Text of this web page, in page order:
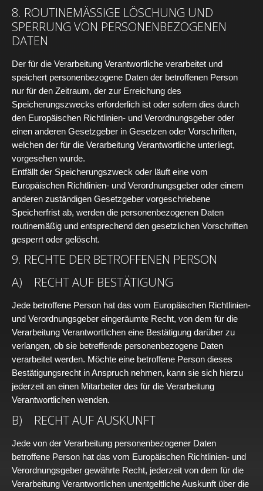
8. ROUTINEMÄSSIGE LÖSCHUNG UND S
PERRUNG VON PERSONENBEZOGENEN D
ATEN
Der für die Verarbeitung Verantwortliche verarbeitet und
speichert personenbezogene Daten der betroffenen Person
nur für den Zeitraum, der zur Erreichung des
Speicherungszwecks erforderlich ist oder sofern dies durch
den Europäischen Richtlinien- und Verordnungsgeber oder
einen anderen Gesetzgeber in Gesetzen oder Vorschriften,
welchen der für die Verarbeitung Verantwortliche unterliegt,
vorgesehen wurde.
Entfällt der Speicherungszweck oder läuft eine vom
Europäischen Richtlinien- und Verordnungsgeber oder einem
anderen zuständigen Gesetzgeber vorgeschriebene
Speicherfrist ab, werden die personenbezogenen Daten
routinemäßig und entsprechend den gesetzlichen Vorschriften
gesperrt oder gelöscht.
9. RECHTE DER BETROFFENEN PERSON
A) RECHT AUF BESTÄTIGUNG
Jede betroffene Person hat das vom Europäischen Richtlinien-
und Verordnungsgeber eingeräumte Recht, von dem für die
Verarbeitung Verantwortlichen eine Bestätigung darüber zu
verlangen, ob sie betreffende personenbezogene Daten
verarbeitet werden. Möchte eine betroffene Person dieses
Bestätigungsrecht in Anspruch nehmen, kann sie sich hierzu
jederzeit an einen Mitarbeiter des für die Verarbeitung
Verantwortlichen wenden.
B) RECHT AUF AUSKUNFT
Jede von der Verarbeitung personenbezogener Daten
betroffene Person hat das vom Europäischen Richtlinien- und
Verordnungsgeber gewährte Recht, jederzeit von dem für die
Verarbeitung Verantwortlichen unentgeltliche Auskunft über die